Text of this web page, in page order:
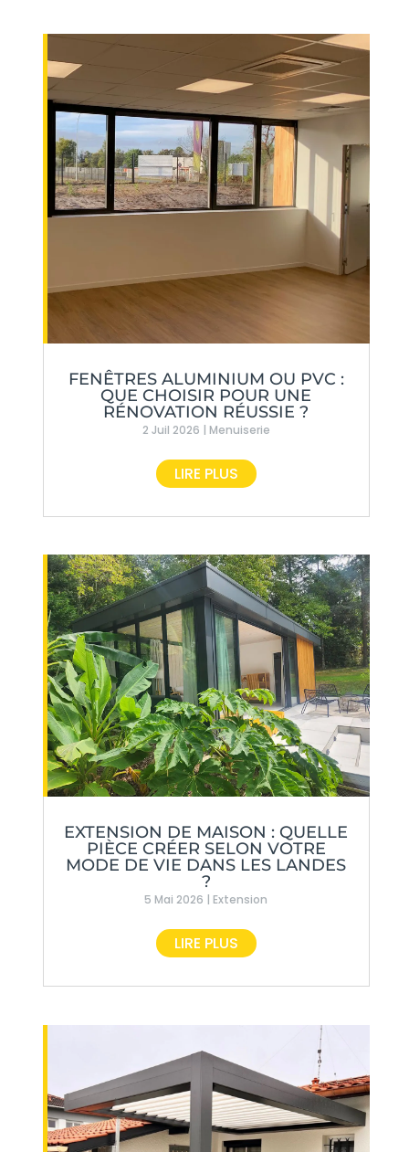
FENÊTRES ALUMINIUM OU PVC :
QUE CHOISIR POUR UNE
RÉNOVATION RÉUSSIE ?
2 Juil 2026 | Menuiserie
LIRE PLUS
EXTENSION DE MAISON : QUELLE
PIÈCE CRÉER SELON VOTRE
MODE DE VIE DANS LES LANDES
?
5 Mai 2026 |Extension
LIRE PLUS